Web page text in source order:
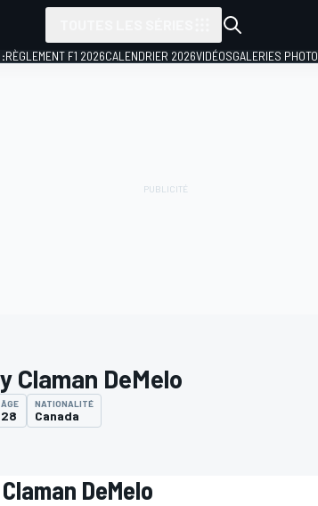
RÈGLEMENT F1 2026CALENDRIER 2026VIDÉOSGALERIES PHOTO
Claman DeMelo
ÂGE
28
NATIONALITÉ
Canada
DeMelo